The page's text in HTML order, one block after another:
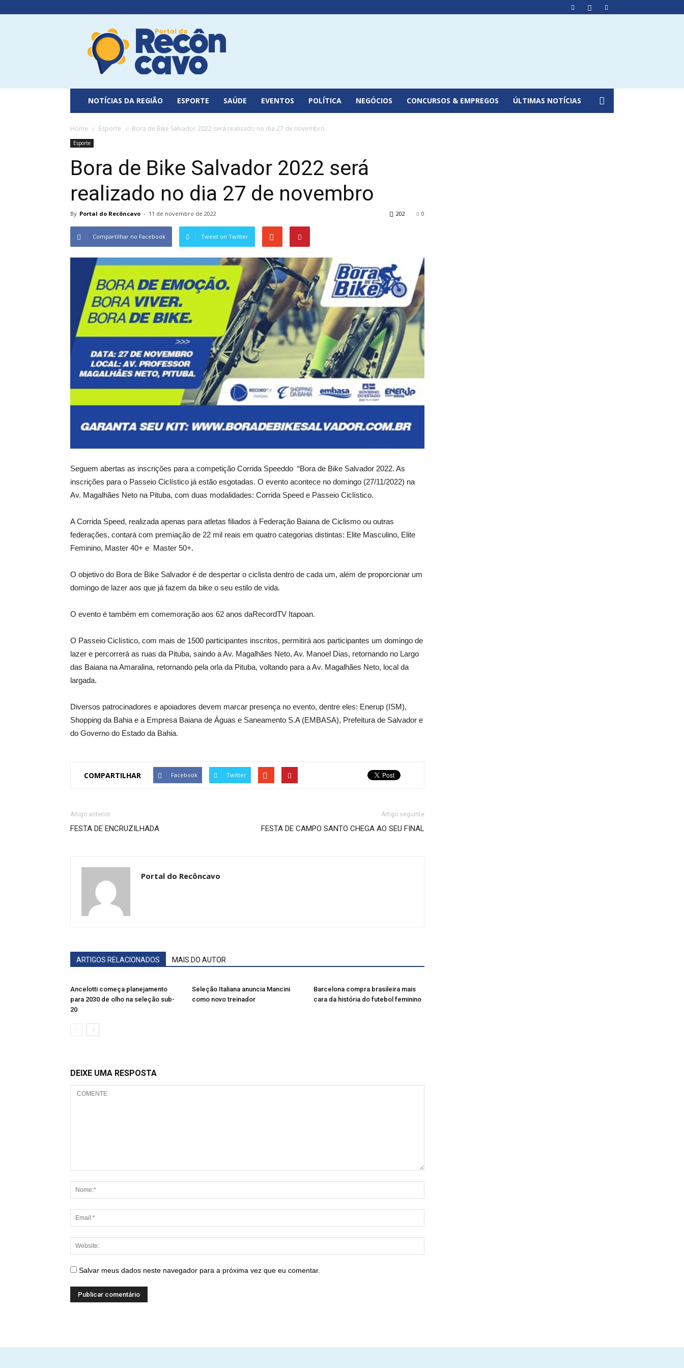
Portal
do
Recôncavo
NOTÍCIAS DA REGIÃO ESPORTE SAÚDE EVENTOS POLÍTICA NEGÓCIOS CONCURSOS & EMPREGOS ÚLTIMAS NOTÍCIAS
Home Esporte Bora de Bike Salvador 2022 será realizado no dia 27 de novembro
Esporte
Bora de Bike Salvador 2022 será
realizado no dia 27 de novembro
By Portal do Recôncavo - 11 de novembro de 2022 0
202
Compartilhar no Facebook Tweet on Twitter
Seguem abertas as inscrições para a competição Corrida Speeddo “Bora de Bike Salvador 2022. As
inscrições para o Passeio Ciclístico já estão esgotadas. O evento acontece no domingo (27/11/2022) na
Av. Magalhães Neto na Pituba, com duas modalidades: Corrida Speed e Passeio Ciclístico.
A Corrida Speed, realizada apenas para atletas filiados à Federação Baiana de Ciclismo ou outras
federações, contará com premiação de 22 mil reais em quatro categorias distintas: Elite Masculino, Elite
Feminino, Master 40+ e Master 50+.
O objetivo do Bora de Bike Salvador é de despertar o ciclista dentro de cada um, além de proporcionar um
domingo de lazer aos que já fazem da bike o seu estilo de vida.
O evento é também em comemoração aos 62 anos daRecordTV Itapoan.
O Passeio Ciclístico, com mais de 1500 participantes inscritos, permitirá aos participantes um domingo de
lazer e percorrerá as ruas da Pituba, saindo a Av. Magalhães Neto, Av. Manoel Dias, retornando no Largo
das Baiana na Amaralina, retornando pela orla da Pituba, voltando para a Av. Magalhães Neto, local da
largada.
Diversos patrocinadores e apoiadores devem marcar presença no evento, dentre eles: Enerup (ISM),
Shopping da Bahia e a Empresa Baiana de Águas e Saneamento S.A (EMBASA), Prefeitura de Salvador e
do Governo do Estado da Bahia.
COMPARTILHAR Facebook Twitter
Artigo anterior
FESTA DE ENCRUZILHADA
Artigo seguinte
FESTA DE CAMPO SANTO CHEGA AO SEU FINAL
Portal do Recôncavo
ARTIGOS RELACIONADOS MAIS DO AUTOR
Ancelotti começa planejamento
para 2030 de olho na seleção sub-
20
Seleção Italiana anuncia Mancini
como novo treinador
Barcelona compra brasileira mais
cara da história do futebol feminino
DEIXE UMA RESPOSTA
Salvar meus dados neste navegador para a próxima vez que eu comentar.